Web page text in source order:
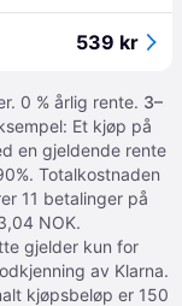
539 kr
0 % årlig rente. 3–
Et kjøp på
en gjeldende rente
Totalkostnaden
11 betalinger på
NOK.
gjelder kun for
av Klarna.
kjøpsbeløp er 150